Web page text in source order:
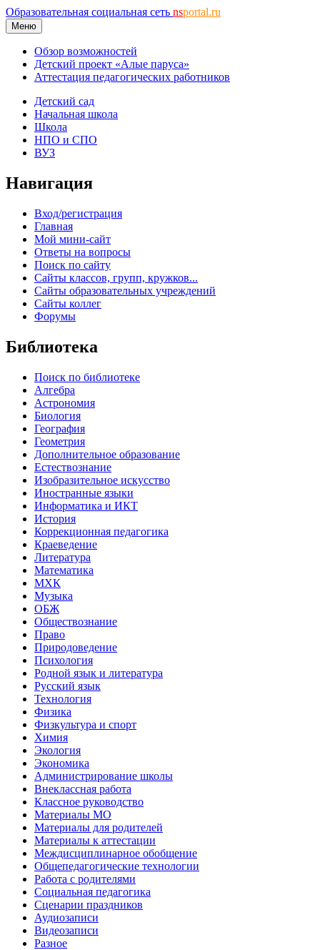
Образовательная социальная сеть nsportal.ru
Меню
Обзор возможностей
Детский проект «Алые паруса»
Аттестация педагогических работников
Детский сад
Начальная школа
Школа
НПО и СПО
ВУЗ
Навигация
Вход/регистрация
Главная
Мой мини-сайт
Ответы на вопросы
Поиск по сайту
Сайты классов, групп, кружков...
Сайты образовательных учреждений
Сайты коллег
Форумы
Библиотека
Поиск по библиотеке
Алгебра
Астрономия
Биология
География
Геометрия
Дополнительное образование
Естествознание
Изобразительное искусство
Иностранные языки
Информатика и ИКТ
История
Коррекционная педагогика
Краеведение
Литература
Математика
МХК
Музыка
ОБЖ
Обществознание
Право
Природоведение
Психология
Родной язык и литература
Русский язык
Технология
Физика
Физкультура и спорт
Химия
Экология
Экономика
Администрирование школы
Внеклассная работа
Классное руководство
Материалы МО
Материалы для родителей
Материалы к аттестации
Междисциплинарное обобщение
Общепедагогические технологии
Работа с родителями
Социальная педагогика
Сценарии праздников
Аудиозаписи
Видеозаписи
Разное